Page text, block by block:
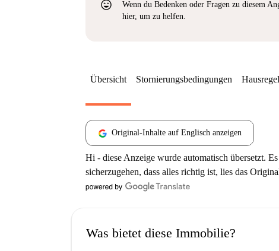
sentiment_very_satisfied
Wenn du Bedenken oder Fragen zu diesem
hier, um zu helfen.
Übersicht Stornierungsbedingungen
Original-Inhalte auf Englisch anzeigen
Hi - diese Anzeige wurde automatisch übersetzt.
sicherzugehen, dass alles richtig ist, lies das
Was bietet diese Immobilie?